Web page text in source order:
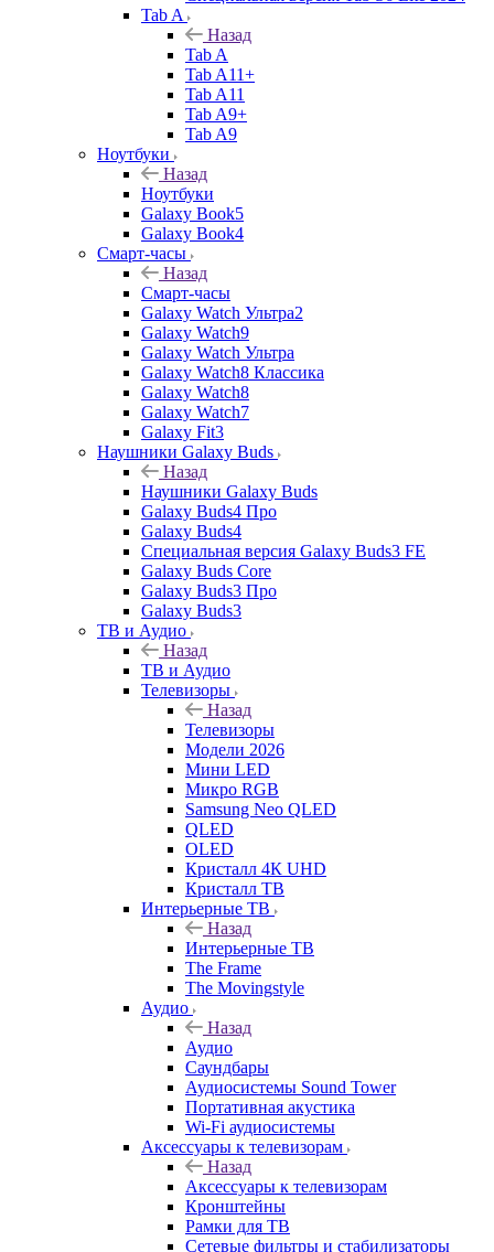
Tab A
Назад
Tab A
Tab A11+
Tab A11
Tab A9+
Tab A9
Ноутбуки
Назад
Ноутбуки
Galaxy Book5
Galaxy Book4
Смарт-часы
Назад
Смарт-часы
Galaxy Watch Ультра2
Galaxy Watch9
Galaxy Watch Ультра
Galaxy Watch8 Классика
Galaxy Watch8
Galaxy Watch7
Galaxy Fit3
Наушники Galaxy Buds
Назад
Наушники Galaxy Buds
Galaxy Buds4 Про
Galaxy Buds4
Специальная версия Galaxy Buds3 FE
Galaxy Buds Core
Galaxy Buds3 Про
Galaxy Buds3
ТВ и Аудио
Назад
ТВ и Аудио
Телевизоры
Назад
Телевизоры
Модели 2026
Мини LED
Микро RGB
Samsung Neo QLED
QLED
OLED
Кристалл 4К UHD
Кристалл ТВ
Интерьерные ТВ
Назад
Интерьерные ТВ
The Frame
The Movingstyle
Аудио
Назад
Аудио
Саундбары
Аудиосистемы Sound Tower
Портативная акустика
Wi-Fi аудиосистемы
Аксессуары к телевизорам
Назад
Аксессуары к телевизорам
Кронштейны
Рамки для ТВ
Сетевые фильтры и стабилизаторы